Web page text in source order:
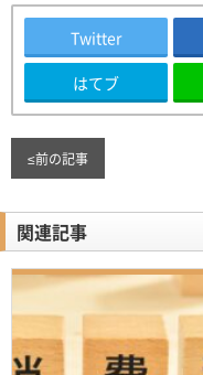
Twitter
はてブ
≤前の記事
関連記事